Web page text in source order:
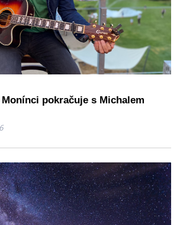
pokračuje s Michalem